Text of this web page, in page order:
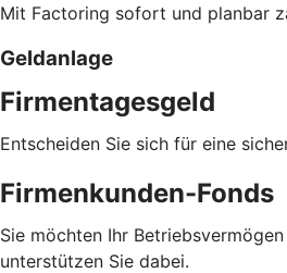
Mit Factoring sofort und planbar
Geldanlage
Firmentagesgeld
Entscheiden Sie sich für eine
Firmenkunden-Fonds
Sie möchten Ihr
unterstützen Sie dabei.